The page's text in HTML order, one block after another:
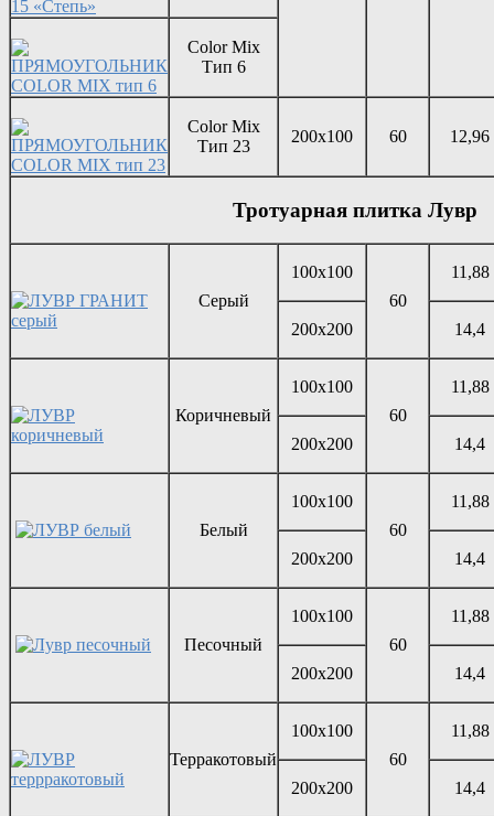
Color Mix
Тип 6
Color Mix
Тип 23
200х100 60 12,96
Тротуарная плитка Лувр
Серый
100х100
60
11,88
200х200 14,4
Коричневый
100х100
60
11,88
200х200 14,4
Белый
100х100
60
11,88
200х200 14,4
Песочный
100х100
60
11,88
200х200 14,4
Терракотовый
100х100
60
11,88
200х200 14,4